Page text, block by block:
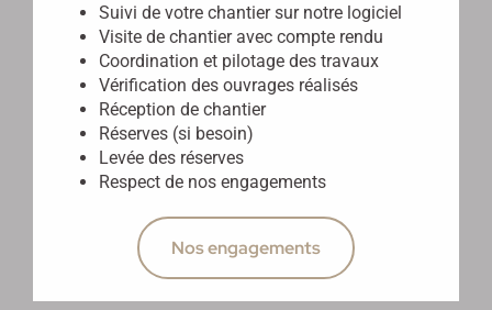
Suivi de votre chantier sur notre logiciel
Visite de chantier avec compte rendu
Coordination et pilotage des travaux
Vérification des ouvrages réalisés
Réception de chantier
Réserves (si besoin)
Levée des réserves
Respect de nos engagements
Nos engagements